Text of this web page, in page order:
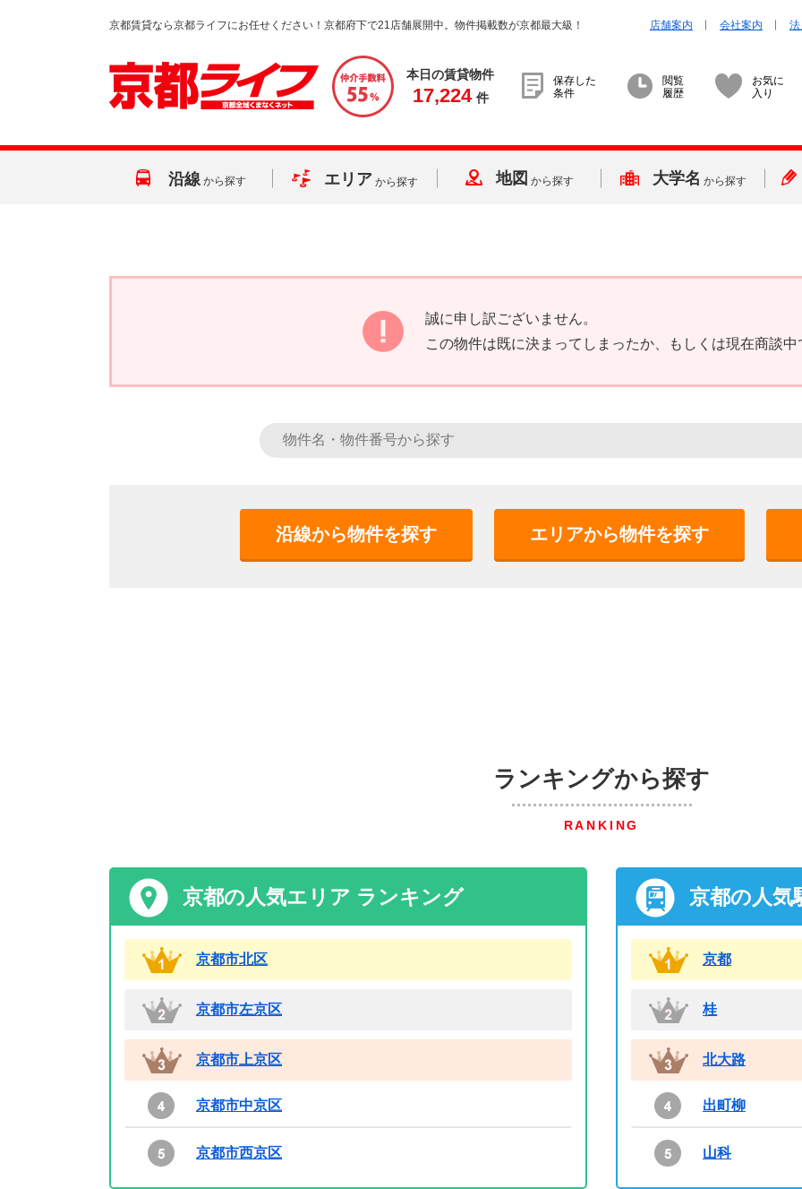
京都賃貸なら京都ライフにお任せください！京都府下で21店舗展開中。物件掲載数が京都最大級！ 店舗案内 会社案内
本日の賃貸物件
17,224 件
保存した
条件
閲覧
履歴
お気に
入り
沿線 から探す エリア から探す 地図 から探す 大学名 から探す
誠に申し訳ございません。
この物件は既に決まってしまったか、もしくは現在商談中
沿線から物件を探す エリアから物件を探す
ランキングから探す
RANKING
京都の人気エリア ランキング
京都市北区
京都市左京区
京都市上京区
京都市中京区
京都市西京区
京都の人気
京都
桂
北大路
出町柳
山科